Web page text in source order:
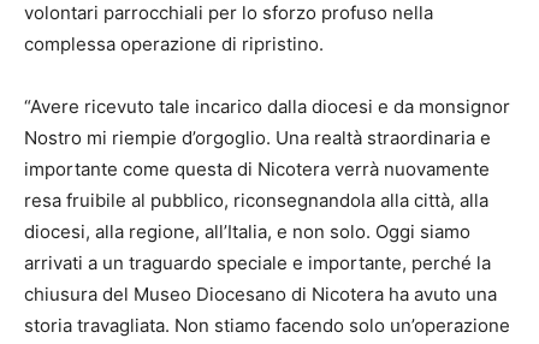
volontari parrocchiali per lo sforzo profuso nella
complessa operazione di ripristino.
“Avere ricevuto tale incarico dalla diocesi e da monsignor
Nostro mi riempie d’orgoglio. Una realtà straordinaria e
importante come questa di Nicotera verrà nuovamente
resa fruibile al pubblico, riconsegnandola alla città, alla
diocesi, alla regione, all’Italia, e non solo. Oggi siamo
arrivati a un traguardo speciale e importante, perché la
chiusura del Museo Diocesano di Nicotera ha avuto una
storia travagliata. Non stiamo facendo solo un’operazione